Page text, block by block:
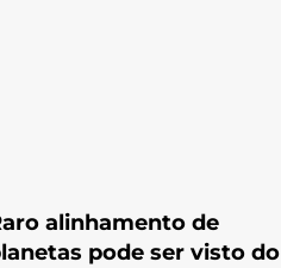
alinhamento de
pode ser visto do